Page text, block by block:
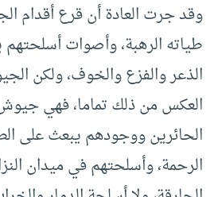
وقد جرت العادة أن قرع أقدام
طياته الرهبة، وأصوات
الذعر والفزع والخوف، ولكن
العكس من ذلك تماما، فهي
الحائرين ووجودهم يبعث على
الرحمة، وأسلحتهم في ميدان